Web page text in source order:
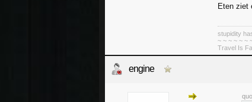
Eten ziet
stupidity
~ ~ ~ ~ ~ ~
Travel Is
engine